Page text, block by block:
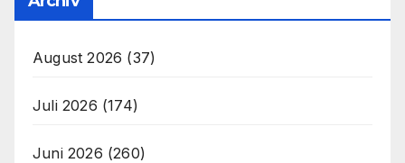
August 2026 (37)
Juli 2026 (174)
Juni 2026 (260)